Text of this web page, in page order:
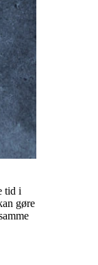
tid i
gøre